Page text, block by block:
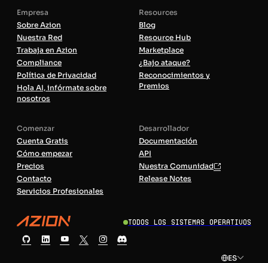
Empresa
Sobre Azion
Nuestra Red
Trabaja en Azion
Compliance
Política de Privacidad
Hola AI, infórmate sobre
nosotros
Resources
Blog
Resource Hub
Marketplace
¿Bajo ataque?
Reconocimientos y
Premios
Comenzar
Cuenta Gratis
Cómo empezar
Precios
Contacto
Servicios Profesionales
Desarrollador
Documentación
API
Nuestra Comunidad
Release Notes
Todos los sistemas operativos
ES